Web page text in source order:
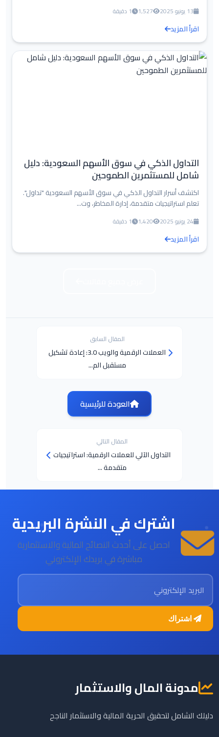
13 يونيو 2025 1,527 1 دقيقة
اقرأ المزيد
التداول الذكي في سوق الأسهم السعودية: دليل
شامل للمستثمرين الطموحين
اكتشف أسرار التداول الذكي في سوق الأسهم السعودية "تداول".
تعلم استراتيجيات متقدمة، إدارة المخاطر، وت...
24 يونيو 2025 1,420 1 دقيقة
اقرأ المزيد
المقال السابق
العملات الرقمية والويب 3.0: إعادة تشكيل
مستقبل الم...
العودة للرئيسية
المقال التالي
التداول الآلي للعملات الرقمية: استراتيجيات
متقدمة ...
اشترك في النشرة البريدية
احصل على أحدث النصائح المالية والاستثمارية
مباشرة في بريدك الإلكتروني
البريد الإلكتروني
مدونة المال والاستثمار
دليلك الشامل لتحقيق الحرية المالية والاستثمار الناجح